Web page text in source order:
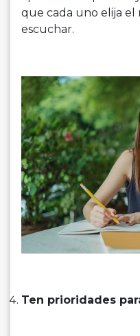
que cada uno elija el
escuchar.
Ten prioridades